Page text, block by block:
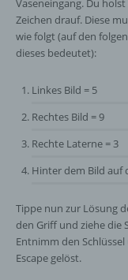
Vaseneingang. Du
Zeichen drauf. Diese
wie folgt (auf den
dieses bedeutet):
Linkes Bild = 5
Rechtes Bild = 9
Rechte Laterne = 3
Hinter dem Bild auf
Tippe nun zur Lösung
den Griff und ziehe die
Entnimm den
Escape gelöst.